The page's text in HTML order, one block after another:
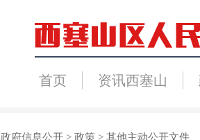
首页 资讯西塞山
政府信息公开 > 政策 > 其他主动公开文件